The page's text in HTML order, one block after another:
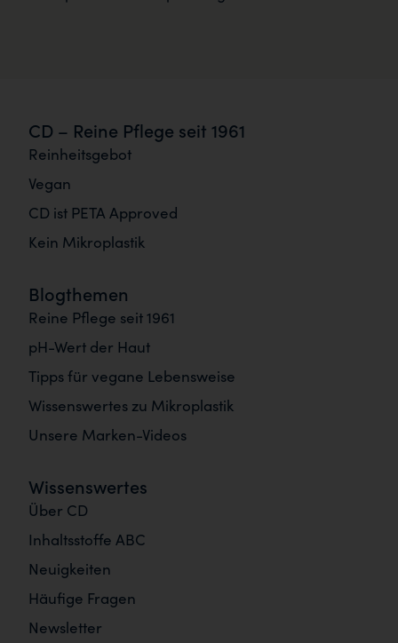
CD – Reine Pflege seit 1961
Reinheitsgebot
Vegan
CD ist PETA Approved
Kein Mikroplastik
Blogthemen
Reine Pflege seit 1961
pH-Wert der Haut
Tipps für vegane Lebensweise
Wissenswertes zu Mikroplastik
Unsere Marken-Videos
Wissenswertes
Über CD
Inhaltsstoffe ABC
Neuigkeiten
Häufige Fragen
Newsletter